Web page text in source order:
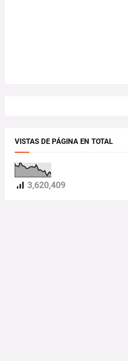
VISTAS DE PÁGINA EN TOTAL
3,620,409